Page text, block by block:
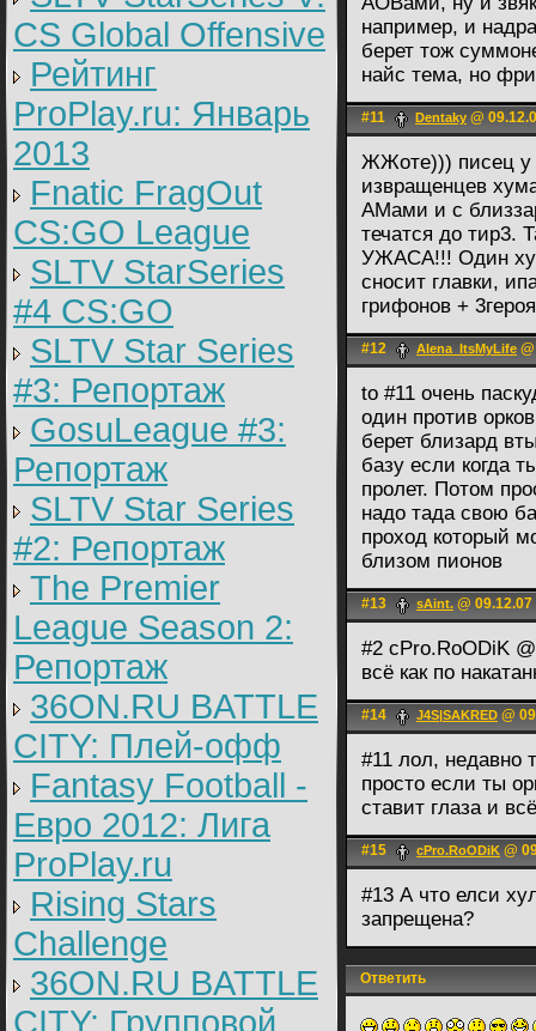
CS Global Offensive
Рейтинг
ProPlay.ru: Январь
2013
Fnatic FragOut
CS:GO League
SLTV StarSeries
#4 CS:GO
SLTV Star Series
#3: Репортаж
GosuLeague #3:
Репортаж
SLTV Star Series
#2: Репортаж
The Premier
League Season 2:
Репортаж
36ON.RU BATTLE
CITY: Плей-офф
Fantasy Football -
Евро 2012: Лига
ProPlay.ru
Rising Stars
Challenge
36ON.RU BATTLE
CITY: Групповой
например, и
берет тож
найс тема, но
#11 Dentaky @
ЖЖоте))) писец у
извращенцев
АМами и с
течатся до тир3.
УЖАСА!!! Один
сносит главки,
грифонов +
#12 Alena_ItsMyLife
to #11 очень
один против
берет близард
базу если когда
пролет. Потом
надо тада свою
проход который
близом пионов
#13 sAint. @
#2 cPro.RoODiK
всё как по
#14 J4S|SAKRED @
#11 лол, недавно
просто если ты
ставит глаза и
#15 cPro.RoODiK @
#13 А что елси
запрещена?
Ответить